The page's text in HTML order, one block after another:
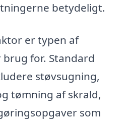
betydeligt.
er typen af
for. Standard
støvsugning,
tømning af skrald,
som